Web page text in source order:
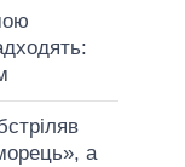
а